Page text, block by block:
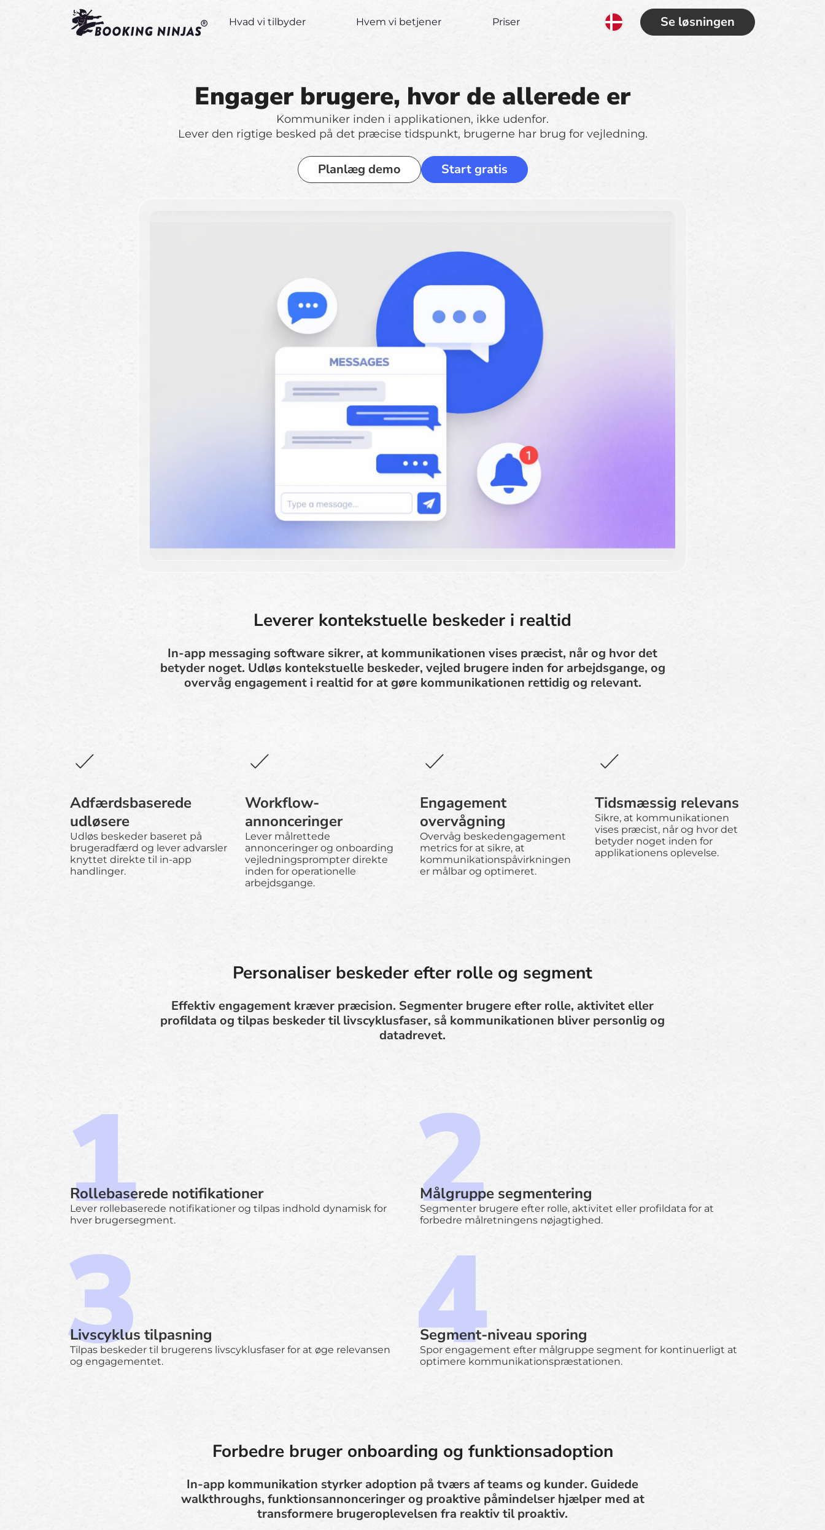
Se løsningen
Hvad vi tilbyder Hvem vi betjener Priser
Engager brugere, hvor de allerede er
Kommuniker inden i applikationen, ikke udenfor.
Lever den rigtige besked på det præcise tidspunkt, brugerne har brug for vejledning.
Planlæg demo Start gratis
Leverer kontekstuelle beskeder i realtid
In-app messaging software sikrer, at kommunikationen vises præcist, når og hvor det
betyder noget. Udløs kontekstuelle beskeder, vejled brugere inden for arbejdsgange, og
overvåg engagement i realtid for at gøre kommunikationen rettidig og relevant.
Adfærdsbaserede
udløsere
Udløs beskeder baseret på
brugeradfærd og lever advarsler
knyttet direkte til in-app
handlinger.
Workflow-
annonceringer
Lever målrettede
annonceringer og onboarding
vejledningsprompter direkte
inden for operationelle
arbejdsgange.
Engagement
overvågning
Overvåg beskedengagement
metrics for at sikre, at
kommunikationspåvirkningen
er målbar og optimeret.
Tidsmæssig relevans
Sikre, at kommunikationen
vises præcist, når og hvor det
betyder noget inden for
applikationens oplevelse.
Personaliser beskeder efter rolle og segment
Effektiv engagement kræver præcision. Segmenter brugere efter rolle, aktivitet eller
profildata og tilpas beskeder til livscyklusfaser, så kommunikationen bliver personlig og
datadrevet.
Rollebaserede notifikationer
Lever rollebaserede notifikationer og tilpas indhold dynamisk for
hver brugersegment.
Målgruppe segmentering
Segmenter brugere efter rolle, aktivitet eller profildata for at
forbedre målretningens nøjagtighed.
Livscyklus tilpasning
Tilpas beskeder til brugerens livscyklusfaser for at øge relevansen
og engagementet.
Segment-niveau sporing
Spor engagement efter målgruppe segment for kontinuerligt at
optimere kommunikationspræstationen.
Forbedre bruger onboarding og funktionsadoption
In-app kommunikation styrker adoption på tværs af teams og kunder. Guidede
walkthroughs, funktionsannonceringer og proaktive påmindelser hjælper med at
transformere brugeroplevelsen fra reaktiv til proaktiv.